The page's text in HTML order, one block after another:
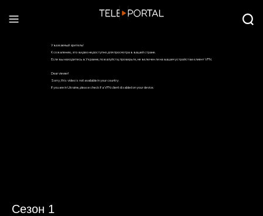
Сезон 1